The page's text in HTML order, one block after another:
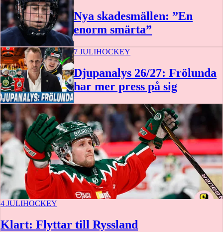
Nya skadesmällen: ”En
enorm smärta”
7 JULIHOCKEY
Djupanalys 26/27: Frölunda
har mer press på sig
4 JULIHOCKEY
Klart: Flyttar till Ryssland